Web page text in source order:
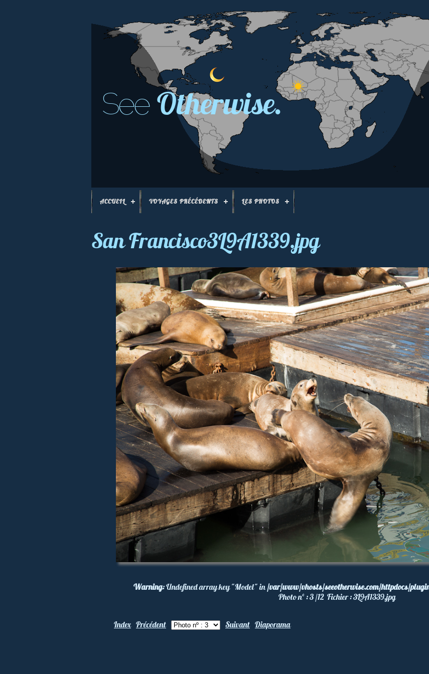
See Otherwise.
ACCUEIL VOYAGES PRÉCÉDENTS LES PHOTOS
San Francisco3L9A1339.jpg
Warning: Undefined array key "Model" in/var/www/vhosts/seeotherwise.com/httpdocs/
Photo nº :3 /12 Fichier :3L9A1339.jpg
Index Précédent Suivant Diaporama